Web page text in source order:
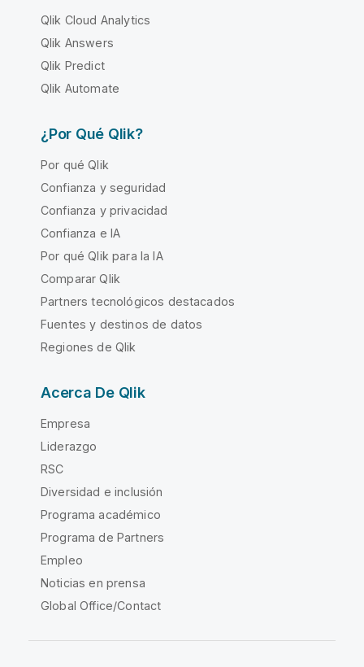
Qlik Cloud Analytics
Qlik Answers
Qlik Predict
Qlik Automate
¿Por Qué Qlik?
Por qué Qlik
Confianza y seguridad
Confianza y privacidad
Confianza e IA
Por qué Qlik para la IA
Comparar Qlik
Partners tecnológicos destacados
Fuentes y destinos de datos
Regiones de Qlik
Acerca De Qlik
Empresa
Liderazgo
RSC
Diversidad e inclusión
Programa académico
Programa de Partners
Empleo
Noticias en prensa
Global Office/Contact